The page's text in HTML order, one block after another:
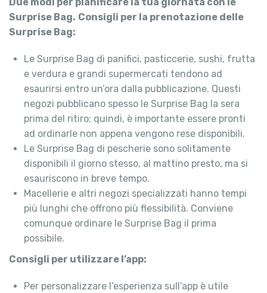
Surprise Bag. Consigli per la prenotazione delle
Surprise Bag:
Le Surprise Bag di panifici, pasticcerie, sushi, frutta
e verdura e grandi supermercati tendono ad
esaurirsi entro un’ora dalla pubblicazione. Questi
negozi pubblicano spesso le Surprise Bag la sera
prima del ritiro; quindi, è importante essere pronti
ad ordinarle non appena vengono rese disponibili.
Le Surprise Bag di pescherie sono solitamente
disponibili il giorno stesso, al mattino presto, ma si
esauriscono in breve tempo.
Macellerie e altri negozi specializzati hanno tempi
più lunghi che offrono più flessibilità. Conviene
comunque ordinare le Surprise Bag il prima
possibile.
Consigli per utilizzare l’app:
Per personalizzare l’esperienza sull’app è utile